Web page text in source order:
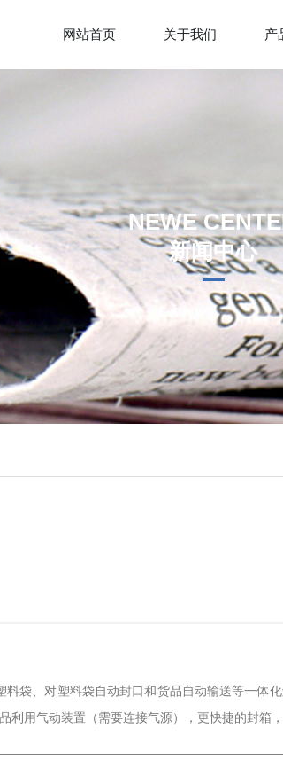
网站首页 关于我们 产
NEWE
新闻中心
袋、对塑料袋自动封口和货品自动输送等一
用气动装置（需要连接气源），更快捷的封箱，